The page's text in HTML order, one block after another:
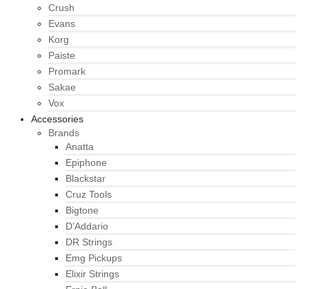
Crush
Evans
Korg
Paiste
Promark
Sakae
Vox
Accessories
Brands
Anatta
Epiphone
Blackstar
Cruz Tools
Bigtone
D’Addario
DR Strings
Emg Pickups
Elixir Strings